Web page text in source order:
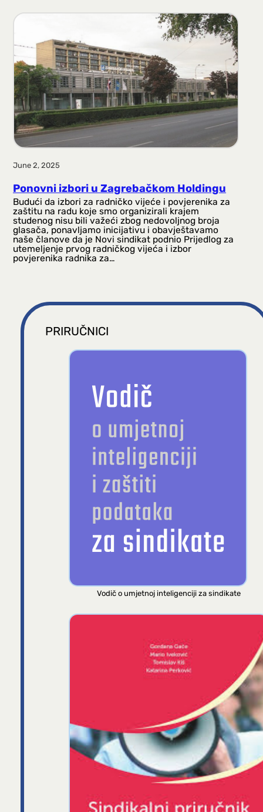
June 2, 2025
Ponovni izbori u Zagrebačkom Holdingu
Budući da izbori za radničko vijeće i povjerenika za
zaštitu na radu koje smo organizirali krajem
studenog nisu bili važeći zbog nedovoljnog broja
glasača, ponavljamo inicijativu i obavještavamo
naše članove da je Novi sindikat podnio Prijedlog za
utemeljenje prvog radničkog vijeća i izbor
povjerenika radnika za…
PRIRUČNICI
Vodič o umjetnoj inteligenciji za sindikate